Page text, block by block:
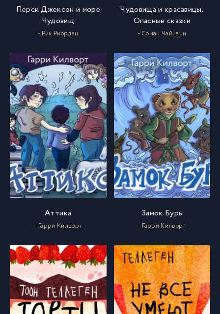
Перси Джексон и море
Чудовищ
- Рик Риордан
Чудовища и красавицы.
Опасные сказки
- Соман Чайнани
Аттика
- Гарри Килворт
Замок Бурь
- Гарри Килворт